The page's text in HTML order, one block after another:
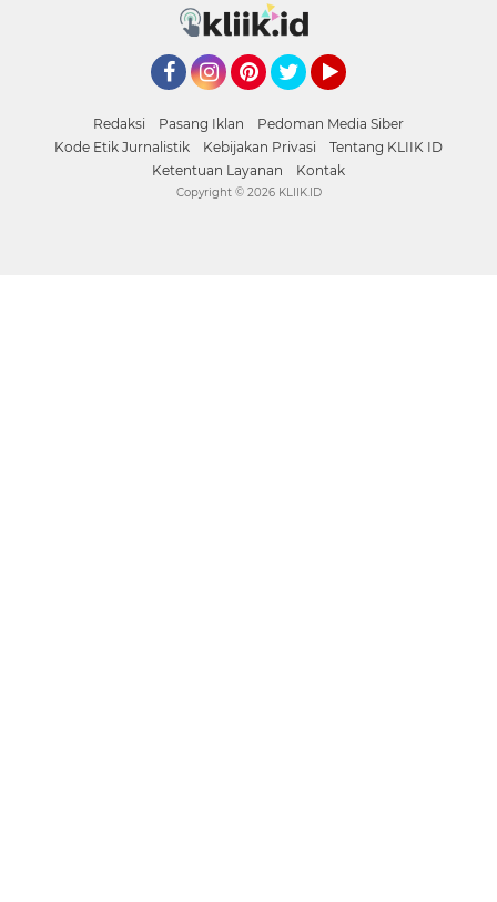
Redaksi Pasang Iklan
Pedoman Media Siber
Kode Etik Jurnalistik
Kebijakan Privasi
Tentang KLIIK ID
Ketentuan Layanan
Kontak
Copyright © 2026 KLIIK.ID